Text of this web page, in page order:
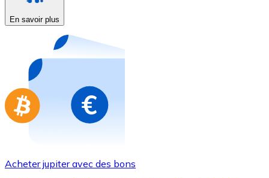
Nouveau
Achetez des cartes-cadeaux de vos marques
Aller à la boutique de cartes-cadeaux
En savoir plus
Acheter jupiter avec des bons